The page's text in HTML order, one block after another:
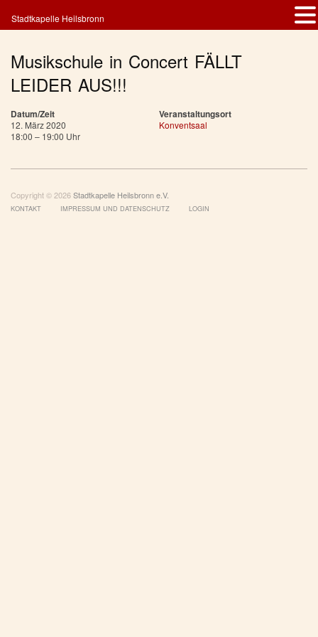
Musikschule in Concert FÄLLT
LEIDER AUS!!!
Datum/Zeit
12. März 2020
18:00 – 19:00 Uhr
Veranstaltungsort
Konventsaal
Copyright © 2026Stadtkapelle Heilsbronn e.V.
KONTAKT IMPRESSUM UND DATENSCHUTZ LOGIN
Stadtkapelle Heilsbronn